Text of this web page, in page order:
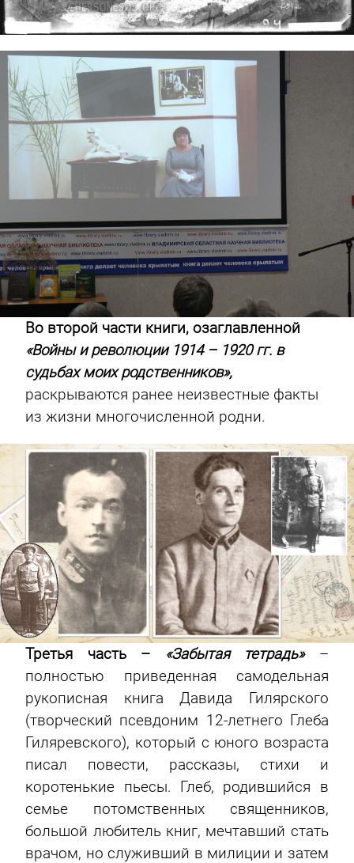
Во второй части книги, озаглавленной
«Войны и революции 1914 – 1920 гг. в
судьбах моих родственников»,
раскрываются ранее неизвестные факты
из жизни многочисленной родни.
Третья часть – «Забытая тетрадь»–
полностью приведенная самодельная
рукописная книга Давида Гилярского
(творческий псевдоним 12-летнего Глеба
Гиляревского), который с юного возраста
писал повести, рассказы, стихи и
коротенькие пьесы. Глеб, родившийся в
семье потомственных священников,
большой любитель книг, мечтавший стать
врачом, но служивший в милиции и затем